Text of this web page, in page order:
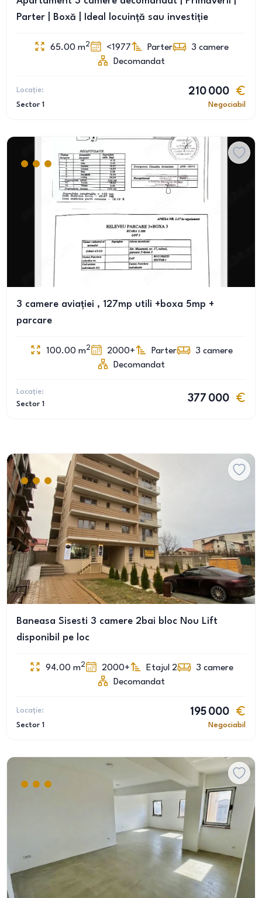
Parter | Boxă | Ideal locuință sau investiție
65.00 m2 <1977 Parter 3 camere
Decomandat
Locație:
Sector 1
210 000
Negociabil
3 camere aviației , 127mp utili +boxa 5mp +
parcare
100.00 m2 2000+ Parter 3 camere
Decomandat
Locație:
Sector 1
377 000
Baneasa Sisesti 3 camere 2bai bloc Nou Lift
disponibil pe loc
94.00 m2 2000+ Etajul 2 3 camere
Decomandat
Locație:
Sector 1
195 000
Negociabil